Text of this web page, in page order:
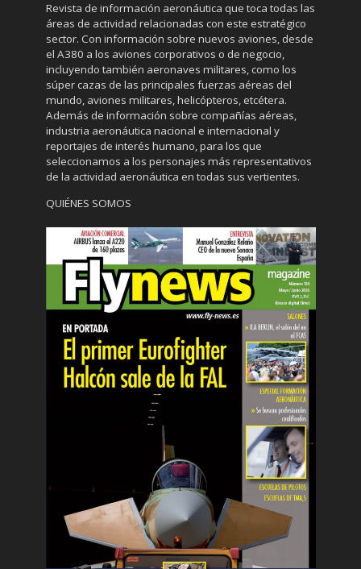
Revista de información aeronáutica que toca todas las
áreas de actividad relacionadas con este estratégico
sector. Con información sobre nuevos aviones, desde
el A380 a los aviones corporativos o de negocio,
incluyendo también aeronaves militares, como los
súper cazas de las principales fuerzas aéreas del
mundo, aviones militares, helicópteros, etcétera.
Además de información sobre compañías aéreas,
industria aeronáutica nacional e internacional y
reportajes de interés humano, para los que
seleccionamos a los personajes más representativos
de la actividad aeronáutica en todas sus vertientes.
QUIÉNES SOMOS